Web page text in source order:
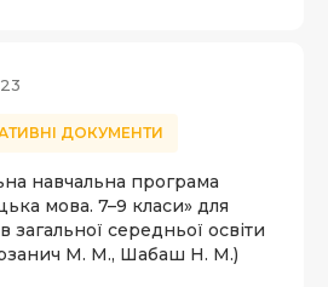
ДОКУМЕНТИ
навчальна програма
мова. 7–9 класи» для
загальної середньої освіти
М. М., Шабаш Н. М.)